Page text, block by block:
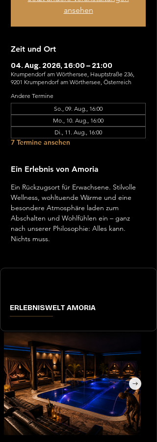
ansehen
Zeit und Ort
04. Aug. 2026, 16:00 – 21:00
Krumpendorf am Wörthersee, Hauptstraße 236,
9201 Krumpendorf am Wörthersee, Österreich
Andere Termine
So., 09. Aug., 16:00
Mo., 10. Aug., 16:00
Di., 11. Aug., 16:00
7 Termine ansehen
Ein Erlebnis von Amoria
Ein Rückzugsort für Erwachsene. Stilvolle
Wellness, wohltuende Wärme und eine
besondere Atmosphäre laden zum
Abschalten und Wohlfühlen ein – ganz
nach unserer Philosophie: Alles kann.
Nichts muss.
ERLEBNISWELT AMORIA